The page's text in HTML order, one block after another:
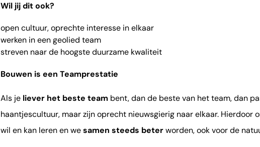
Wil jij dit ook?
open cultuur, oprechte interesse in elkaar
werken in een geolied team
streven naar de hoogste duurzame kwaliteit
Bouwen is een Teamprestatie
Als je liever het beste team bent, dan de beste van het team, dan
haantjescultuur, maar zijn oprecht nieuwsgierig naar elkaar. Hierdoor
wil en kan leren en wesamen steeds beterworden, ook voor de